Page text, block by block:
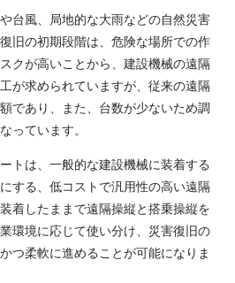
台風、局地的な大雨などの自然災害
旧の初期段階は、危険な場所での作
クが高いことから、建設機械の遠隔
が求められていますが、従来の遠隔
であり、また、台数が少ないため調
っています。
トは、一般的な建設機械に装着する
する、低コストで汎用性の高い遠隔
着したままで遠隔操縦と搭乗操縦を
環境に応じて使い分け、災害復旧の
つ柔軟に進めることが可能になりま